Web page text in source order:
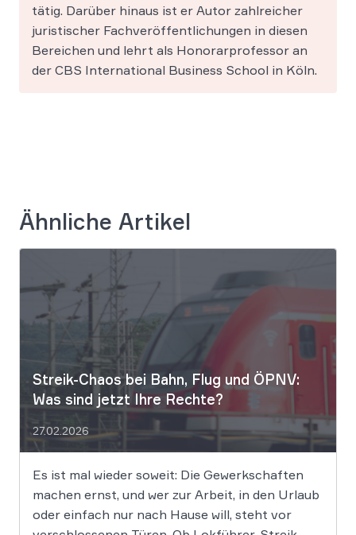
tätig. Darüber hinaus ist er Autor zahlreicher
juristischer Fachveröffentlichungen in diesen
Bereichen und lehrt als Honorarprofessor an
der CBS International Business School in Köln.
Ähnliche Artikel
Streik-Chaos bei Bahn, Flug und ÖPNV:
Was sind jetzt Ihre Rechte?
27.02.2026
Es ist mal wieder soweit: Die Gewerkschaften
machen ernst, und wer zur Arbeit, in den Urlaub
oder einfach nur nach Hause will, steht vor